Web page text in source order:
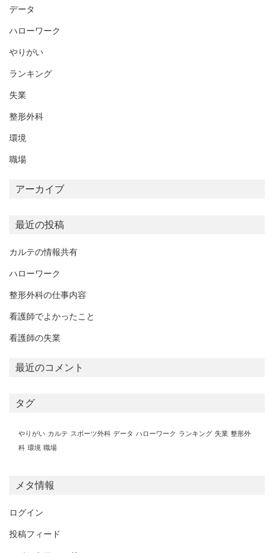
データ
ハローワーク
やりがい
ランキング
失業
整形外科
環境
職場
アーカイブ
最近の投稿
カルテの情報共有
ハローワーク
整形外科の仕事内容
看護師でよかったこと
看護師の失業
最近のコメント
タグ
やりがい カルテ スポーツ外科 データ ハローワーク ランキング 失業 整形外
科 環境 職場
メタ情報
ログイン
投稿フィード